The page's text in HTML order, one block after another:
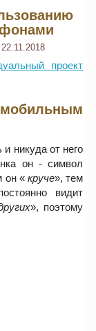
22.11.2018
проект
никуда от него
он - символ
он «круче», тем
видит
», поэтому